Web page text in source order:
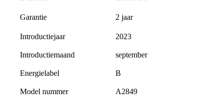
Garantie 2 jaar
Introductiejaar 2023
Introductiemaand september
Energielabel B
Model nummer A2849